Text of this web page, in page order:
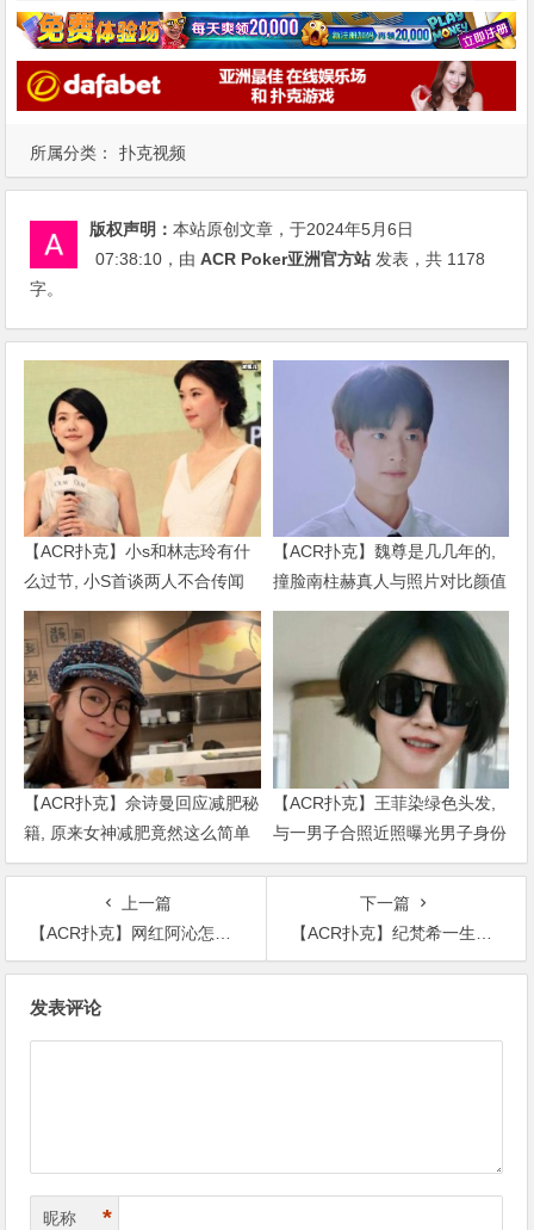
所属分类： 扑克视频
版权声明：本站原创文章，于2024年5月6日
07:38:10 ，由ACR Poker亚洲官方站 发表，共 1178
字。
【ACR扑克】小s和林志玲有什
么过节, 小S首谈两人不合传闻
说了什么
【ACR扑克】魏尊是几几年的,
撞脸南柱赫真人与照片对比颜值
被质疑
【ACR扑克】佘诗曼回应减肥秘
籍, 原来女神减肥竟然这么简单
【ACR扑克】王菲染绿色头发,
与一男子合照近照曝光男子身份
被扒出
上一篇
【ACR扑克】网红阿沁怎么那么有钱 ,起底阿沁发家史很简单！
下一篇
【ACR扑克】纪梵希一生未娶是为她？ 起底其感情过往他为何不结婚！
发表评论
昵称 *